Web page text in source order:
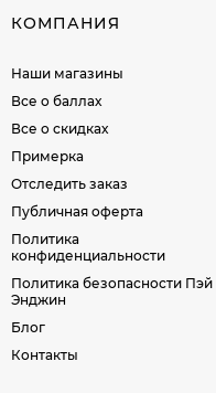
КОМПАНИЯ
Наши магазины
Все о баллах
Все о скидках
Примерка
Отследить заказ
Публичная оферта
Политика
конфиденциальности
Политика безопасности Пэй
Энджин
Блог
Контакты